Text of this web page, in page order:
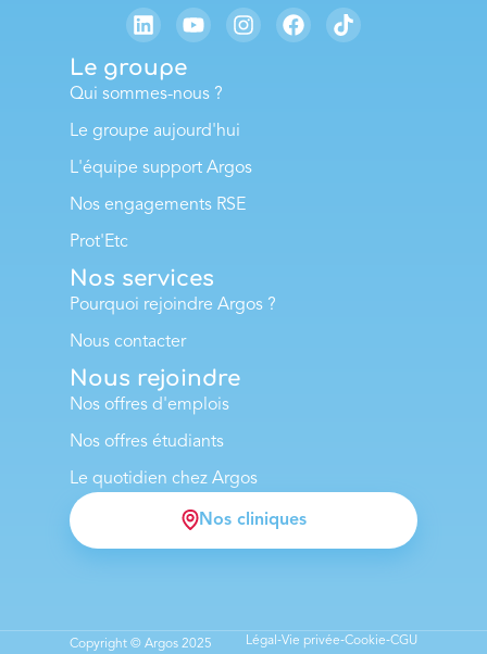
Le groupe
Qui sommes-nous ?
Le groupe aujourd'hui
L'équipe support Argos
Nos engagements RSE
Prot'Etc
Nos services
Pourquoi rejoindre Argos ?
Nous contacter
Nous rejoindre
Nos offres d'emplois
Nos offres étudiants
Le quotidien chez Argos
Nos cliniques
Copyright © Argos 2025 Légal Vie privée Cookie CGU